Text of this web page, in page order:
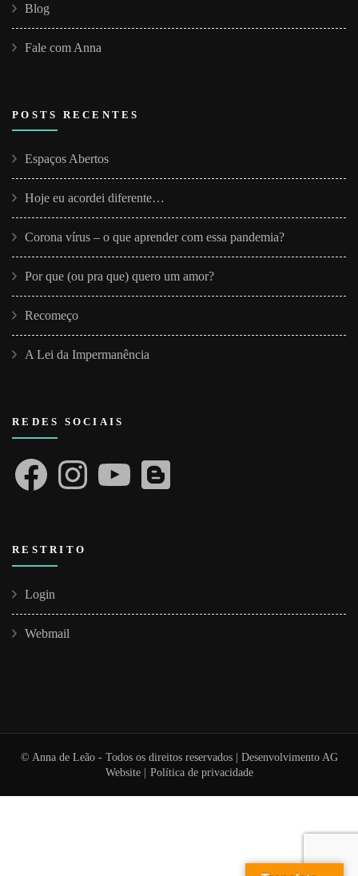
Blog
Fale com Anna
POSTS RECENTES
Espaços Abertos
Hoje eu acordei diferente…
Corona vírus – o que aprender com essa pandemia?
Por que (ou pra que) quero um amor?
Recomeço
A Lei da Impermanência
REDES SOCIAIS
FacebookInstagramYouTube Blogger
RESTRITO
Login
Webmail
© Anna de Leão - Todos os direitos reservados | Desenvolvimento AG
Website| Política de privacidade